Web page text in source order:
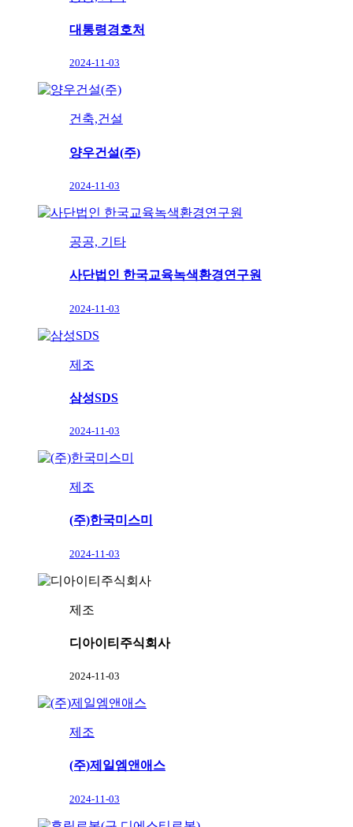
대통령경호처
2024-11-03
건축,건설
양우건설(주)
2024-11-03
공공, 기타
사단법인 한국교육녹색환경연구원
2024-11-03
제조
삼성SDS
2024-11-03
제조
(주)한국미스미
2024-11-03
제조
디아이티주식회사
2024-11-03
제조
(주)제일엠앤애스
2024-11-03